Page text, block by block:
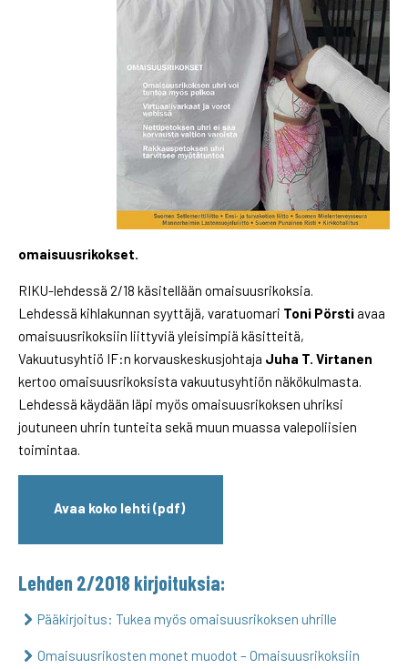
omaisuusrikokset.
RIKU-lehdessä 2/18 käsitellään omaisuusrikoksia.
Lehdessä kihlakunnan syyttäjä, varatuomari Toni Pörsti avaa
omaisuusrikoksiin liittyviä yleisimpiä käsitteitä,
Vakuutusyhtiö IF:n korvauskeskusjohtaja Juha T. Virtanen
kertoo omaisuusrikoksista vakuutusyhtiön näkökulmasta.
Lehdessä käydään läpi myös omaisuusrikoksen uhriksi
joutuneen uhrin tunteita sekä muun muassa valepoliisien
toimintaa.
Avaa koko lehti (pdf)
Lehden 2/2018 kirjoituksia:
Pääkirjoitus: Tukea myös omaisuusrikoksen uhrille
Omaisuusrikosten monet muodot – Omaisuusrikoksiin